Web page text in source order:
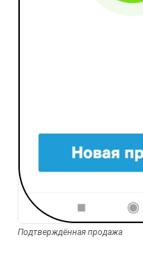
Подтверждённая продажа